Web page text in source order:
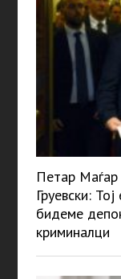
Петар Маѓар
Груевски:
бидеме
криминалци